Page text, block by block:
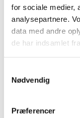
for sociale medier,
analysepartnere.
data med andre
de har indsamlet
Nødvendig
Præferencer
Tirsdag 15.